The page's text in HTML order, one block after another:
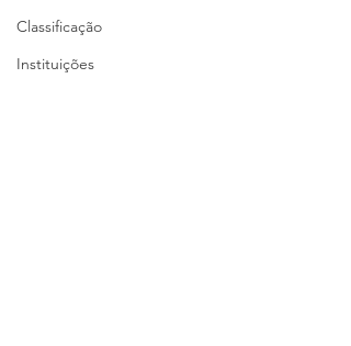
Classificação
Instituições